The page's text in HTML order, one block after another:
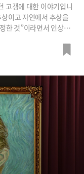
고갱에 대한 이야기입니
이고 자연에서 추상을
한 것”이라면서 인상파
의 출발이 됩니다.